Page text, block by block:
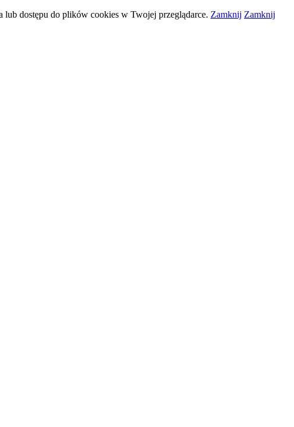
lub dostępu do plików cookies w Twojej przeglądarce. Zamknij Zamknij